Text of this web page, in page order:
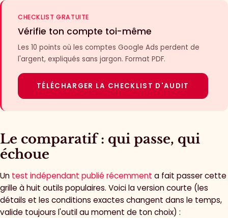
CHECKLIST GRATUITE
Vérifie ton compte toi-même
Les 10 points où les comptes Google Ads perdent de
l'argent, expliqués sans jargon. Format PDF.
TÉLÉCHARGER LA CHECKLIST D'AUDIT
Le comparatif : qui passe, qui
échoue
Un test indépendant publié récemment a fait passer cette
grille à huit outils populaires. Voici la version courte (les
détails et les conditions exactes changent dans le temps,
valide toujours l'outil au moment de ton choix) :